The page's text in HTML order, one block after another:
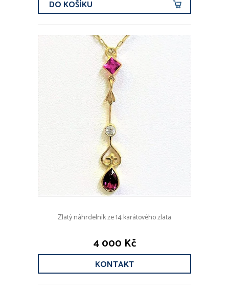
DO KOŠÍKU
Zlatý náhrdelník ze 14 karátového zlata
4 000 Kč
KONTAKT